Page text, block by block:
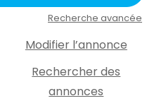
Recherche avancée
Modifier l’annonce
Rechercher des
annonces